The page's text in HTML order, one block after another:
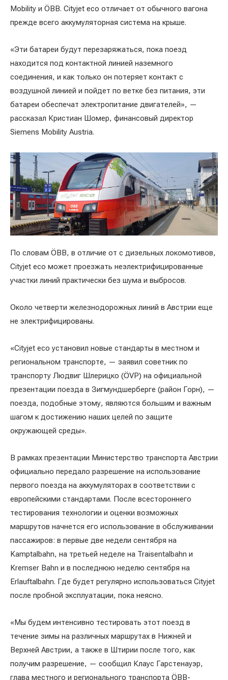
Mobility и ÖBB. Cityjet eco отличает от обычного вагона
прежде всего аккумуляторная система на крыше.
«Эти батареи будут перезаряжаться, пока поезд
находится под контактной линией наземного
соединения, и как только он потеряет контакт с
воздушной линией и пойдет по ветке без питания, эти
батареи обеспечат электропитание двигателей», —
рассказал Кристиан Шомер, финансовый директор
Siemens Mobility Austria.
По словам ÖBB, в отличие от с дизельных локомотивов,
Cityjet eco может проезжать неэлектрифицированные
участки линий практически без шума и выбросов.
Около четверти железнодорожных линий в Австрии еще
не электрифицированы.
«Cityjet eco установил новые стандарты в местном и
региональном транспорте, — заявил советник по
транспорту Людвиг Шлерицко (ÖVP) на официальной
презентации поезда в Зигмундшерберге (район Горн), —
поезда, подобные этому, являются большим и важным
шагом к достижению наших целей по защите
окружающей среды».
В рамках презентации Министерство транспорта Австрии
официально передало разрешение на использование
первого поезда на аккумуляторах в соответствии с
европейскими стандартами. После всестороннего
тестирования технологии и оценки возможных
маршрутов начнется его использование в обслуживании
пассажиров: в первые две недели сентября на
Kamptalbahn, на третьей неделе на Traisentalbahn и
Kremser Bahn и в последнюю неделю сентября на
Erlauftalbahn. Где будет регулярно использоваться Cityjet
после пробной эксплуатации, пока неясно.
«Мы будем интенсивно тестировать этот поезд в
течение зимы на различных маршрутах в Нижней и
Верхней Австрии, а также в Штирии после того, как
получим разрешение, — сообщил Клаус Гарстенауэр,
глава местного и регионального транспорта ÖBB-